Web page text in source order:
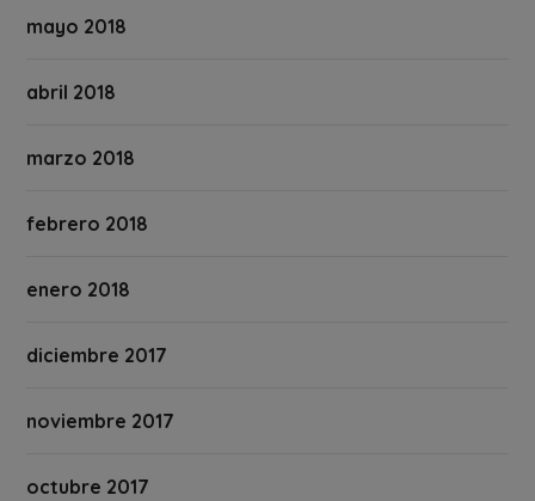
mayo 2018
abril 2018
marzo 2018
febrero 2018
enero 2018
diciembre 2017
noviembre 2017
octubre 2017